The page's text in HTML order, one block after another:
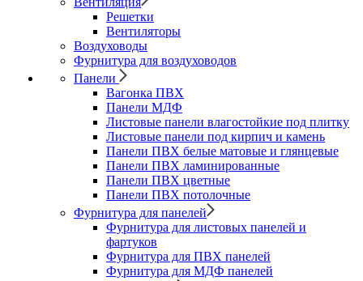
Решетки
Вентиляторы
Воздуховоды
Фурнитура для воздуховодов
Панели
Вагонка ПВХ
Панели МДФ
Листовые панели влагостойкие под плитку
Листовые панели под кирпич и камень
Панели ПВХ белые матовые и глянцевые
Панели ПВХ ламинированные
Панели ПВХ цветные
Панели ПВХ потолочные
Фурнитура для панелей
Фурнитура для листовых панелей и
фартуков
Фурнитура для ПВХ панелей
Фурнитура для МДФ панелей